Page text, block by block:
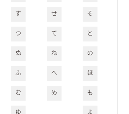
す せ そ
つ て と
ぬ ね の
ふ へ ほ
む め も
ゆ よ